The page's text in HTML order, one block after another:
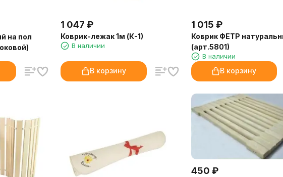
на пол
1 047 ₽
Коврик-лежак 1м (К-1)
В наличии
В корзину
1 015 ₽
Коврик ФЕТР
(арт.5801)
В наличии
В корзину
450 ₽